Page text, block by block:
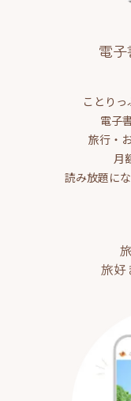
電
ことり
電子
旅行・
月
読み放題に
旅好